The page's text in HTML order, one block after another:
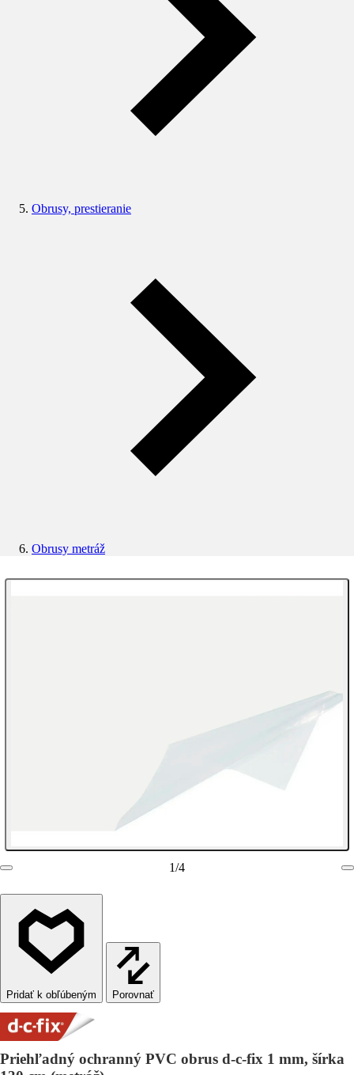
Obrusy, prestieranie
Obrusy metráž
1/4
Porovnať
Priehľadný ochranný PVC obrus d-c-fix 1 mm, šírka